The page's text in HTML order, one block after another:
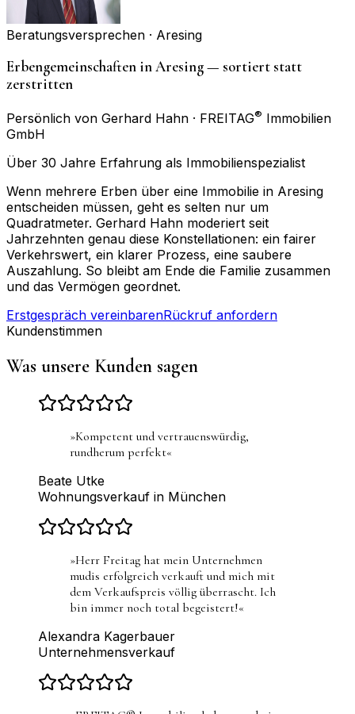
Beratungsversprechen · Aresing
Erbengemeinschaften in Aresing — sortiert statt
zerstritten
Persönlich von Gerhard Hahn · FREITAG® Immobilien
GmbH
Über 30 Jahre Erfahrung als Immobilienspezialist
Wenn mehrere Erben über eine Immobilie in Aresing
entscheiden müssen, geht es selten nur um
Quadratmeter. Gerhard Hahn moderiert seit
Jahrzehnten genau diese Konstellationen: ein fairer
Verkehrswert, ein klarer Prozess, eine saubere
Auszahlung. So bleibt am Ende die Familie zusammen
und das Vermögen geordnet.
Erstgespräch vereinbarenRückruf anfordern
Kundenstimmen
Was unsere Kunden sagen
»Kompetent und vertrauenswürdig,
rundherum perfekt«
Beate Utke
Wohnungsverkauf in München
»Herr Freitag hat mein Unternehmen
mudis erfolgreich verkauft und mich mit
dem Verkaufspreis völlig überrascht. Ich
bin immer noch total begeistert!«
Alexandra Kagerbauer
Unternehmensverkauf